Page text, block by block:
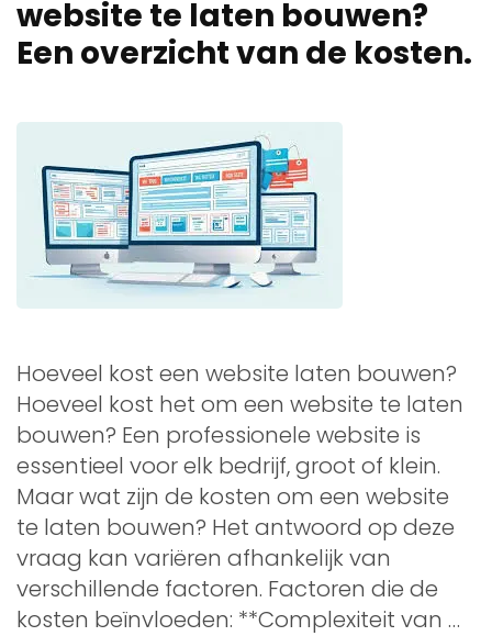
website te laten bouwen?
Een overzicht van de kosten.
Hoeveel kost een website laten bouwen?
Hoeveel kost het om een website te laten
bouwen? Een professionele website is
essentieel voor elk bedrijf, groot of klein.
Maar wat zijn de kosten om een website
te laten bouwen? Het antwoord op deze
vraag kan variëren afhankelijk van
verschillende factoren. Factoren die de
kosten beïnvloeden: **Complexiteit van …